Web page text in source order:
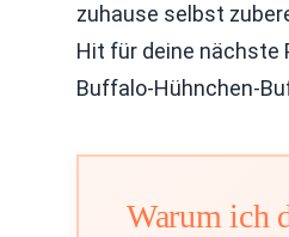
zuhause selbst
Hit für deine nächste
Buffalo-Hühnchen-
Warum ich